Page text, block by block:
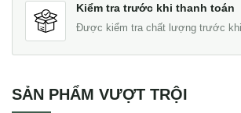
Kiểm tra trước khi thanh toán
Được kiểm tra chất lượng trước
SẢN PHẨM VƯỢT TRỘI